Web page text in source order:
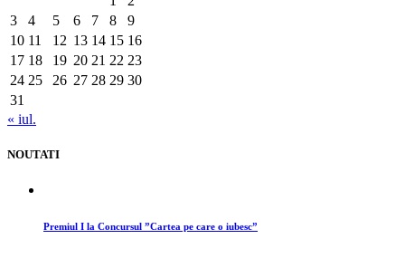
3
4 5 6 7 8
9
10 11 12 13 14 15 16
17 18 19 20 21 22 23
24 25 26 27 28 29 30
31
« iul.
NOUTATI
Premiul I la Concursul ”Cartea pe care o iubesc”